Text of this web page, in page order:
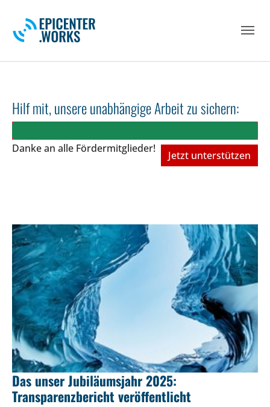
Hilf mit, unsere unabhängige Arbeit zu sichern:
Danke an alle Fördermitglieder!
Jetzt unterstützen
Das unser Jubiläumsjahr 2025:
Transparenzbericht veröffentlicht